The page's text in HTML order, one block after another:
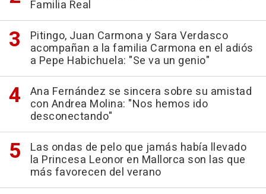
Familia Real
Pitingo, Juan Carmona y Sara Verdasco
acompañan a la familia Carmona en el adiós
a Pepe Habichuela: "Se va un genio"
Ana Fernández se sincera sobre su amistad
con Andrea Molina: "Nos hemos ido
desconectando"
Las ondas de pelo que jamás había llevado
la Princesa Leonor en Mallorca son las que
más favorecen del verano